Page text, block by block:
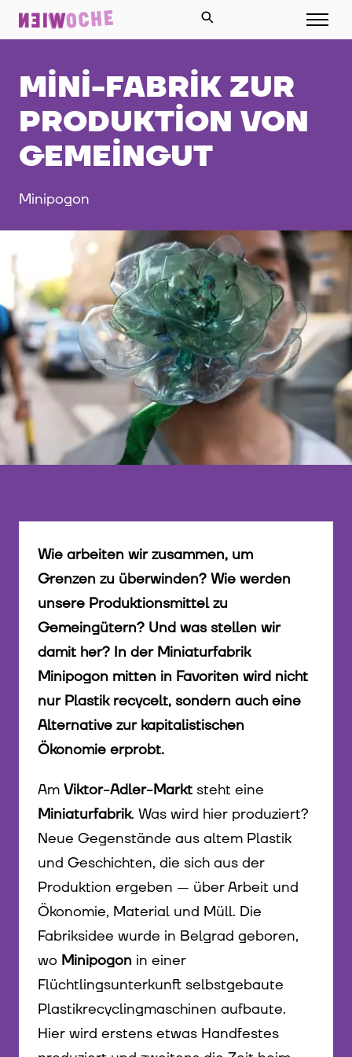
MINI-FABRIK ZUR
PRODUKTION VON
GEMEINGUT
Minipogon
Wie arbeiten wir zusammen, um
Grenzen zu überwinden? Wie werden
unsere Produktionsmittel zu
Gemeingütern? Und was stellen wir
damit her? In der Miniaturfabrik
Minipogon mitten in Favoriten wird nicht
nur Plastik recycelt, sondern auch eine
Alternative zur kapitalistischen
Ökonomie erprobt.
Am Viktor-Adler-Markt steht eine
Miniaturfabrik. Was wird hier produziert?
Neue Gegenstände aus altem Plastik
und Geschichten, die sich aus der
Produktion ergeben — über Arbeit und
Ökonomie, Material und Müll. Die
Fabriksidee wurde in Belgrad geboren,
wo Minipogon in einer
Flüchtlingsunterkunft selbstgebaute
Plastikrecyclingmaschinen aufbaute.
Hier wird erstens etwas Handfestes